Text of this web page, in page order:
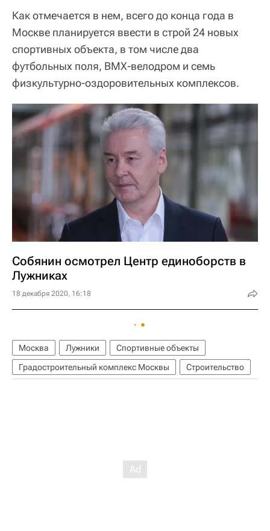
Как отмечается в нем, всего до конца года в
Москве планируется ввести в строй 24 новых
спортивных объекта, в том числе два
футбольных поля, BMX-велодром и семь
физкультурно-оздоровительных комплексов.
Собянин осмотрел Центр единоборств в
Лужниках
18 декабря 2020, 16:18
Москва Лужники
Спортивные объекты
Градостроительный комплекс Москвы
Строительство